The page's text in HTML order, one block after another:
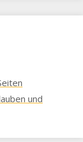
und